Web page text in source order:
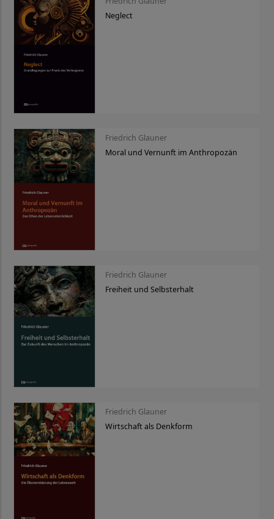
Neglect
Friedrich Glauner
Moral und Vernunft im Anthropozän
Friedrich Glauner
Freiheit und Selbsterhalt
Friedrich Glauner
Wirtschaft als Denkform